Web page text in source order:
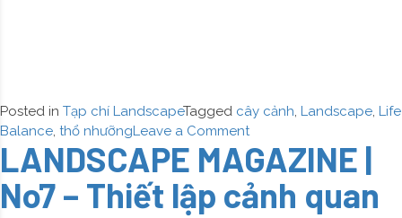
Posted in Tạp chí LandscapeTagged cây cảnh, Landscape, Life
Balance, thổ nhưỡngLeave a Commenton
LANDSCAPE
MAGAZINE
|
No8
LANDSCAPE MAGAZINE |
No7 – Thiết lập cảnh quan